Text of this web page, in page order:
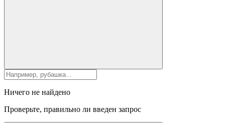
Ничего не найдено
Проверьте, правильно ли введен запрос